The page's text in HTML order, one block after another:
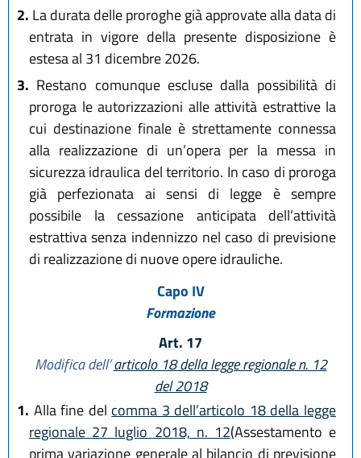
2. La durata delle proroghe già approvate alla data di
entrata in vigore della presente disposizione è
estesa al 31 dicembre 2026.
3. Restano comunque escluse dalla possibilità di
proroga le autorizzazioni alle attività estrattive la
cui destinazione finale è strettamente connessa
alla realizzazione di un’opera per la messa in
sicurezza idraulica del territorio. In caso di proroga
già perfezionata ai sensi di legge è sempre
possibile la cessazione anticipata dell’attività
estrattiva senza indennizzo nel caso di previsione
di realizzazione di nuove opere idrauliche.
Capo IV
Formazione
Art. 17
Modifica dell’articolo 18 della legge regionale n. 12
del 2018
1. Alla fine del comma 3 dell’articolo 18 della legge
regionale 27 luglio 2018, n. 12(Assestamento e
prima variazione generale al bilancio di previsione